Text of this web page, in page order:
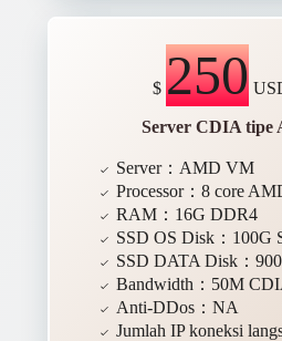
$ 250
Server CDIA tipe
Server：AMD VM
Processor：8 core
RAM：16G DDR4
SSD OS Disk：100G
SSD DATA Disk：
Bandwidth：50M
Anti-DDos：NA
Jumlah IP koneksi